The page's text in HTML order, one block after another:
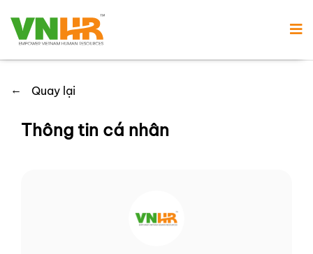
← Quay lại
Thông tin cá nhân